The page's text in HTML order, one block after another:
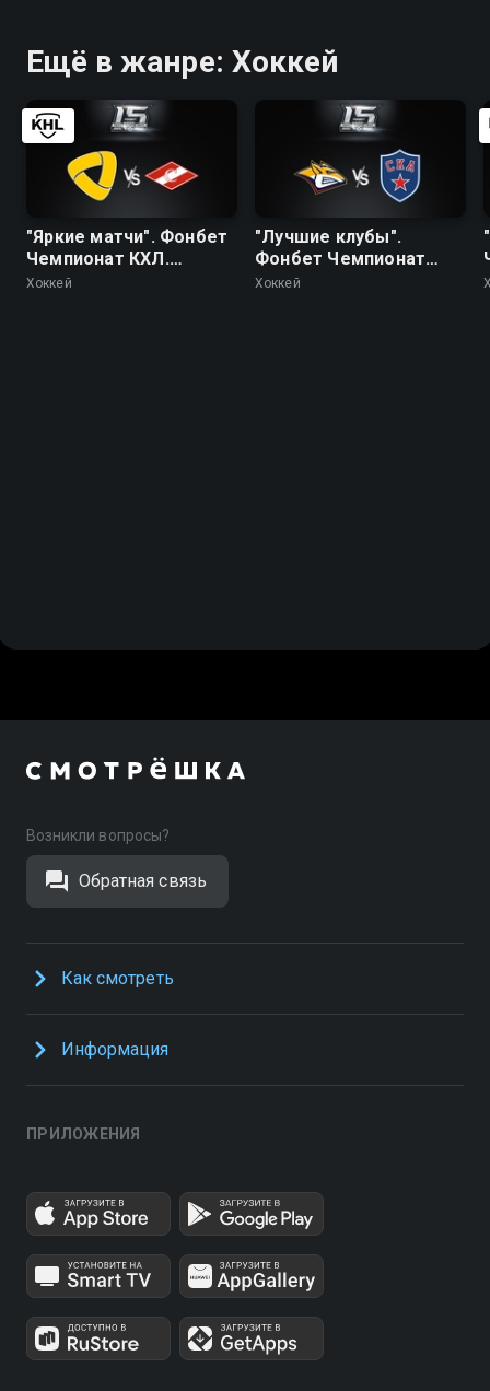
Ещё в жанре: Хоккей
"Яркие матчи". Фонбет
Чемпионат КХЛ.
"Северсталь" -
Хоккей
"Лучшие клубы".
Фонбет Чемпионат
КХЛ."Металлург" (Мг) -
Хоккей
Возникли вопросы?
Обратная связь
Как смотреть
Информация
ПРИЛОЖЕНИЯ